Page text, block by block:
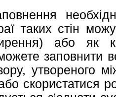
таких стін
або як
заповнити
утвореного
скористатися